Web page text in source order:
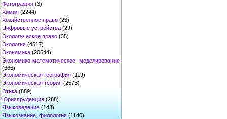
Фотография (3)
Химия (2244)
Хозяйственное право (23)
Цифровые устройства (29)
Экологическое право (35)
Экология (4517)
Экономика (20644)
Экономико-математическое моделирование
(666)
Экономическая география (119)
Экономическая теория (2573)
Этика (889)
Юриспруденция (288)
Языковедение (148)
Языкознание, филология (1140)